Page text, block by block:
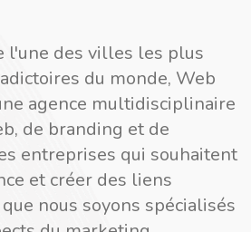
l'une des villes les plus
du monde, Web
agence multidisciplinaire
de branding et de
entreprises qui souhaitent
et créer des liens
nous soyons spécialisés